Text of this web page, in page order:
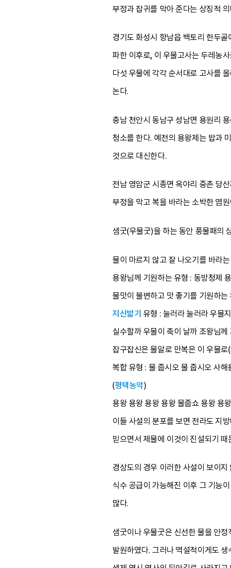
부정과 잡귀를 막아 준다는 상징적
경기도 화성시 향남읍 백토리 한두
파한 이후로, 이 우물고사는 두레농사
다섯 우물에 각각 순서대로 고사를
논다.
충남 천안시 동남구 성남면 용원리
청소를 한다. 예전의 용왕제는 밥과
것으로 대신한다.
전남 영암군 시종면 옥야리 중촌 당
부정을 막고 복을 바라는 소박한 염
샘굿(우물굿)을 하는 동안 풍물패의
물이 마르지 않고 잘 나오기를 바라
용왕님께 기원하는 유형 : 동방청제
물맛이 불변하고 맛 좋기를 기원하
지신밟기 유형 : 눌러라 눌러라 우물
실수할까 우물이 축이 날까 조왕님
잡구잡신은 물알로 만복은 이 우물로
복합 유형 : 물 줍시오 물 줍시오 사
(평택농악)
용왕 용왕 용왕 용왕 물줍쇼 용왕 용
이들 사설의 분포를 보면 전라도 지
믿으면서 제물에 이것이 진설되기 때
경상도의 경우 이러한 사설이 보이
식수 공급이 가능해진 이후 그 기능
많다.
샘굿이나 우물굿은 신선한 물을 안
발원하였다. 그러나 역설적이게도